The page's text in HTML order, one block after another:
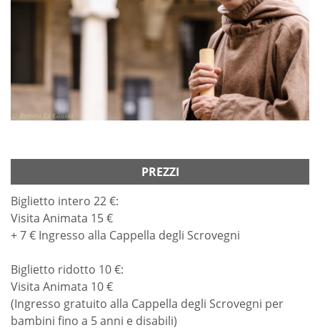
PREZZI
Biglietto intero 22 €:
Visita Animata 15 €
+ 7 € Ingresso alla Cappella degli Scrovegni
Biglietto ridotto 10 €:
Visita Animata 10 €
(Ingresso gratuito alla Cappella degli Scrovegni per
bambini fino a 5 anni e disabili)